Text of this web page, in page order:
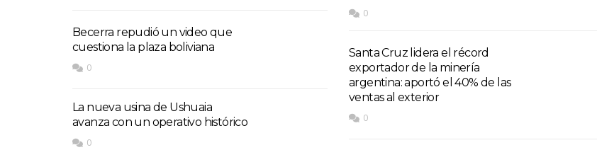
Becerra repudió un video que
cuestiona la plaza boliviana
0
La nueva usina de Ushuaia
avanza con un operativo histórico
0
0
Santa Cruz lidera el récord
exportador de la minería
argentina: aportó el 40% de las
ventas al exterior
0